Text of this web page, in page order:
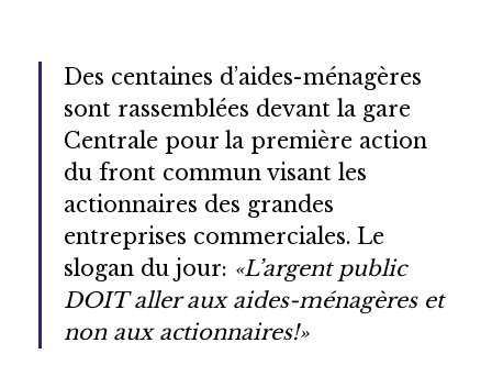
Des centaines d’aides-ménagères
sont rassemblées devant la gare
Centrale pour la première action
du front commun visant les
actionnaires des grandes
entreprises commerciales. Le
slogan du jour: «L’argent public
DOIT aller aux aides-ménagères et
non aux actionnaires!»